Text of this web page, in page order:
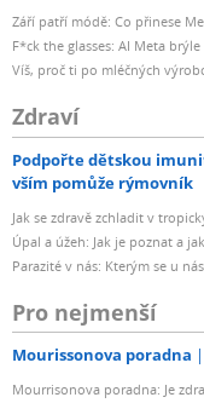
Září patří módě: Co přinese
F*ck the glasses: AI Meta
Víš, proč ti po mléčných
Zdraví
Podpořte dětskou
vším pomůže rýmovník
Jak se zdravě zchladit v
Úpal a úžeh: Jak je poznat a
Parazité v nás: Kterým se u
Pro nejmenší
Mourissonova poradna
Mourrisonova poradna: Je